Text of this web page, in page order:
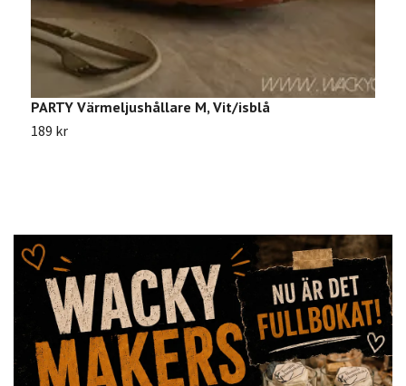
PARTY Värmeljushållare M, Vit/isblå
189 kr